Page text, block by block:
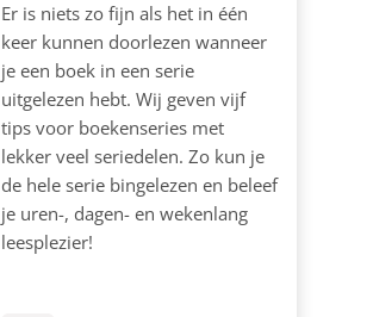
Er is niets zo fijn als het in één
keer kunnen doorlezen wanneer
je een boek in een serie
uitgelezen hebt. Wij geven vijf
tips voor boekenseries met
lekker veel seriedelen. Zo kun je
de hele serie bingelezen en beleef
je uren-, dagen- en wekenlang
leesplezier!